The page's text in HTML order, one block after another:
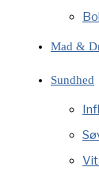
Mad &
Sundhed